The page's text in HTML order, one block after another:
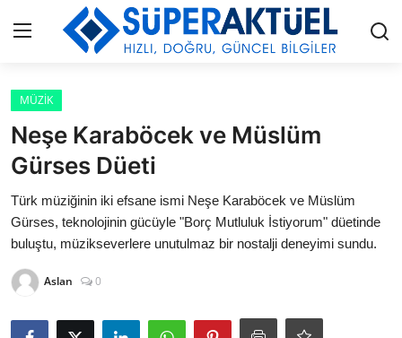
İLETİŞİM
HAKKIMIZDA
KÜNYE
MODA
İŞ BİRLİĞİ
MÜZİK
Neşe Karaböcek ve Müslüm
Gürses Düeti
Türk müziğinin iki efsane ismi Neşe Karaböcek ve Müslüm
Gürses, teknolojinin gücüyle "Borç Mutluluk İstiyorum" düetinde
buluştu, müzikseverlere unutulmaz bir nostalji deneyimi sundu.
Aslan 0